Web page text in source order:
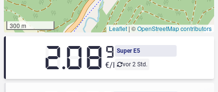
300 m Leaflet |©OpenStreetMap contributors
Super E5
vor 2 Std.
2.08 9
€/l